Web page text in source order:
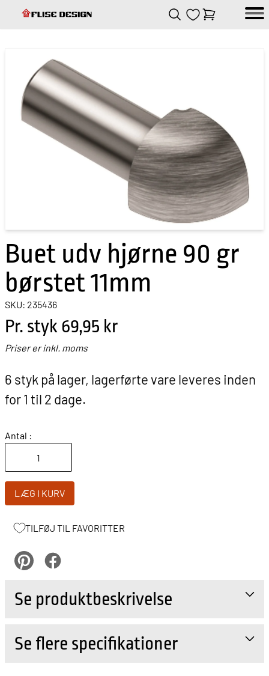
Skip to Content
Skip to Content
Login
Buet udv hjørne 90 gr
børstet 11mm
SKU: 235436
Pr. styk 69,95 kr
Priser er inkl. moms
6 styk på lager, lagerførte vare leveres inden
for 1 til 2 dage.
Antal :
LÆG I KURV
TILFØJ TIL FAVORITTER
pinterestFacebook
Se produktbeskrivelse
Se flere specifikationer